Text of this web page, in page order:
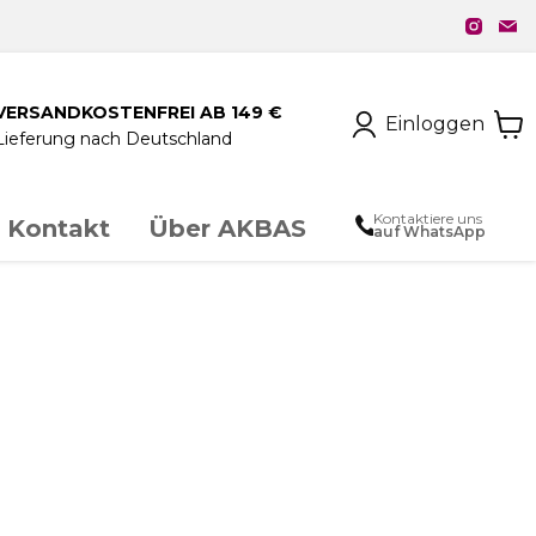
AB 149 €
nach Deutschland
Einloggen
Kontakt Über AKBAS Kontaktiere uns
auf WhatsApp